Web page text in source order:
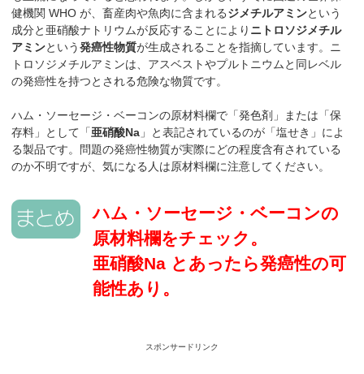
健機関 WHO が、畜産肉や魚肉に含まれるジメチルアミンという
成分と亜硝酸ナトリウムが反応することにより ニトロソジメチル
アミンという発癌性物質が生成されることを指摘しています。ニ
トロソジメチルアミンは、アスベストやプルトニウムと同レベル
の発癌性を持つとされる危険な物質です。
ハム・ソーセージ・ベーコンの原材料欄で「発色剤」または「保
存料」として「亜硝酸Na 」と表記されているのが「塩せき」によ
る製品です。問題の発癌性物質が実際にどの程度含有されている
のか不明ですが、気になる人は原材料欄に注意してください。
ハム・ソーセージ・ベーコンの
原材料欄をチェック。
亜硝酸Na とあったら発癌性の可
能性あり。
スポンサードリンク